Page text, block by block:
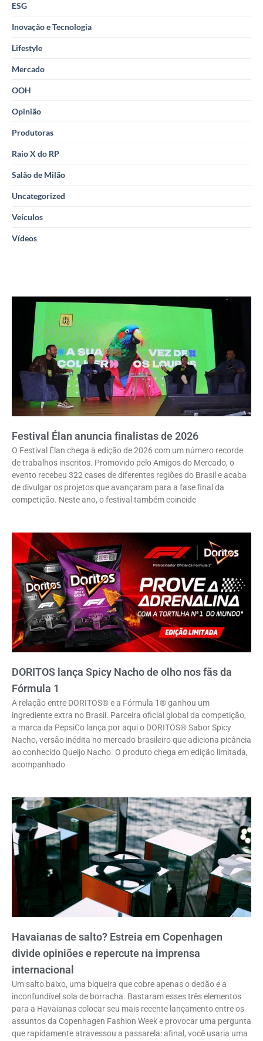
ESG
Inovação e Tecnologia
Lifestyle
Mercado
OOH
Opinião
Produtoras
Raio X do RP
Salão de Milão
Uncategorized
Veículos
Vídeos
Festival Élan anuncia finalistas de 2026
O Festival Élan chega à edição de 2026 com um número recorde
de trabalhos inscritos. Promovido pelo Amigos do Mercado, o
evento recebeu 322 cases de diferentes regiões do Brasil e acaba
de divulgar os projetos que avançaram para a fase final da
competição. Neste ano, o festival também coincide
DORITOS lança Spicy Nacho de olho nos fãs da
Fórmula 1
A relação entre DORITOS® e a Fórmula 1® ganhou um
ingrediente extra no Brasil. Parceira oficial global da competição,
a marca da PepsiCo lança por aqui o DORITOS® Sabor Spicy
Nacho, versão inédita no mercado brasileiro que adiciona picância
ao conhecido Queijo Nacho. O produto chega em edição limitada,
acompanhado
Havaianas de salto? Estreia em Copenhagen
divide opiniões e repercute na imprensa
internacional
Um salto baixo, uma biqueira que cobre apenas o dedão e a
inconfundível sola de borracha. Bastaram esses três elementos
para a Havaianas colocar seu mais recente lançamento entre os
assuntos da Copenhagen Fashion Week e provocar uma pergunta
que rapidamente atravessou a passarela: afinal, você usaria uma